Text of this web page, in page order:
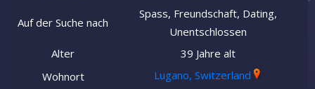
Auf der Suche nach
Spass, Freundschaft, Dating,
Unentschlossen
Alter
39 Jahre alt
Wohnort
Lugano, Switzerland